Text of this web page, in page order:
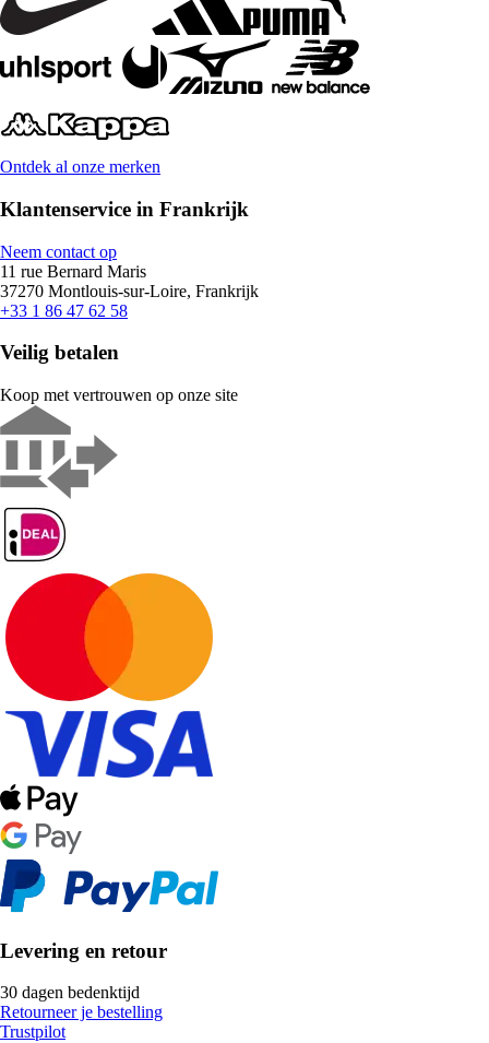
Ontdek al onze merken
Klantenservice in Frankrijk
Neem contact op
11 rue Bernard Maris
37270 Montlouis-sur-Loire, Frankrijk
+33 1 86 47 62 58
Veilig betalen
Koop met vertrouwen op onze site
Levering en retour
30 dagen bedenktijd
Retourneer je bestelling
Trustpilot